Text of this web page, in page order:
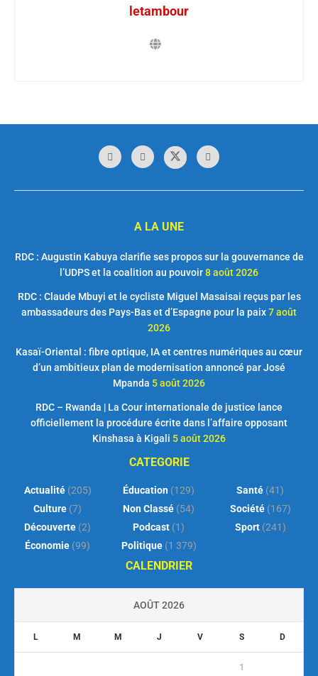
letambour
A LA UNE
RDC : Augustin Kabuya clarifie ses propos sur la gouvernance de
l’UDPS et la coalition au pouvoir8 août 2026
RDC : Claude Mbuyi et le cycliste Miguel Masaisai reçus par les
ambassadeurs des Pays-Bas et d’Espagne pour la paix7 août
2026
Kasaï-Oriental : fibre optique, IA et centres numériques au cœur
d’un ambitieux plan de modernisation annoncé par José
Mpanda 5 août 2026
RDC – Rwanda | La Cour internationale de justice lance
officiellement la procédure écrite dans l’affaire opposant
Kinshasa à Kigali 5 août 2026
CATEGORIE
Actualité(205)
Culture (7)
Découverte (2)
Économie (99)
Éducation (129)
Non Classé (54)
Podcast (1)
Politique(1 379)
Santé (41)
Société(167)
Sport(241)
CALENDRIER
AOÛT 2026
L M M J V S D
1